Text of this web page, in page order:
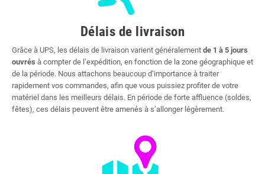
Délais de livraison
Grâce à UPS, les délais de livraison varient généralement de 1 à 5 jours
ouvrés à compter de l’expédition, en fonction de la zone géographique et
de la période. Nous attachons beaucoup d’importance à traiter
rapidement vos commandes, afin que vous puissiez profiter de votre
matériel dans les meilleurs délais. En période de forte affluence (soldes,
fêtes), ces délais peuvent être amenés à s’allonger légèrement.